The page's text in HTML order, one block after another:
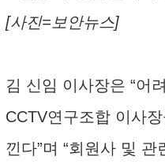
[사진=보안뉴스]
김 신임 이사장은 “어
CCTV연구조합 이사
낀다”며 “회원사 및